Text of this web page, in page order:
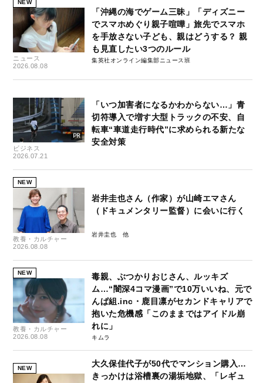
NEW
ニュース
2026.08.08
「沖縄の海でゲーム三昧」「ディズニー
でスマホめぐり親子喧嘩」旅先でスマホ
を手放さない子ども、親はどうする？ 親
も見直したい3つのルール
集英社オンライン編集部ニュース班
ビジネス
2026.07.21
「いつ加害者になるかわからない…」青
切符導入で増す大型トラックの不安、自
転車“車道走行時代”に求められる新たな
安全対策
NEW
教養・カルチャー
2026.08.08
岩井圭也さん（作家）が山崎エマさん
（ドキュメンタリー監督）に会いに行く
岩井圭也
NEW
教養・カルチャー
2026.08.08
毒親、ぶつかりおじさん、ルッキズ
ム…“闇深4コマ漫画”で10万いいね、元で
んぱ組.inc・鹿目凛がセカンドキャリアで
抱いた危機感「このままではアイドル崩
れに」
キムラ
NEW
大久保佳代子が50代でマンション購入…
きっかけは浴槽裏の湯垢地獄、「レギュ